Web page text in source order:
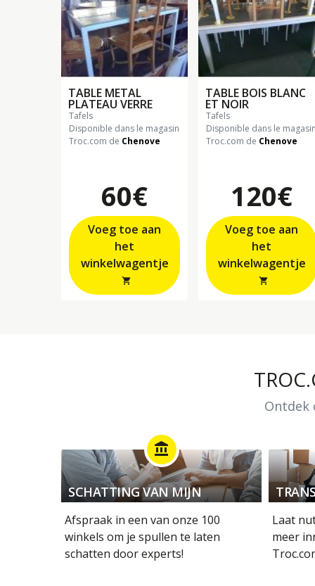
TABLE METAL
PLATEAU VERRE
tafels
Disponible dans le magasin
Troc.com de Chenove
60€
Voeg toe aan
het
shopping_cart
TABLE BOIS BLANC
ET NOIR
tafels
Disponible dans le
Troc.com de Chenove
120€
Voeg toe aan
het
shopping_cart
Ontdek
account_balance
SCHATTING VAN MIJN
OBJECTEN
Afspraak in een van onze 100
winkels om je spullen te laten
schatten door experts!
Laat
meer